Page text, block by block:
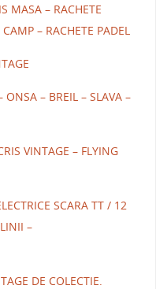
MASA – RACHETE
– RACHETE PADEL
ONSA – BREIL – SLAVA –
VINTAGE – FLYING
SCARA TT / 12
–
DE COLECTIE.